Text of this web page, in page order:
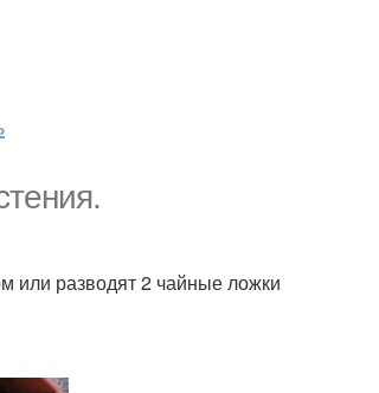
или разводят 2 чайные ложки